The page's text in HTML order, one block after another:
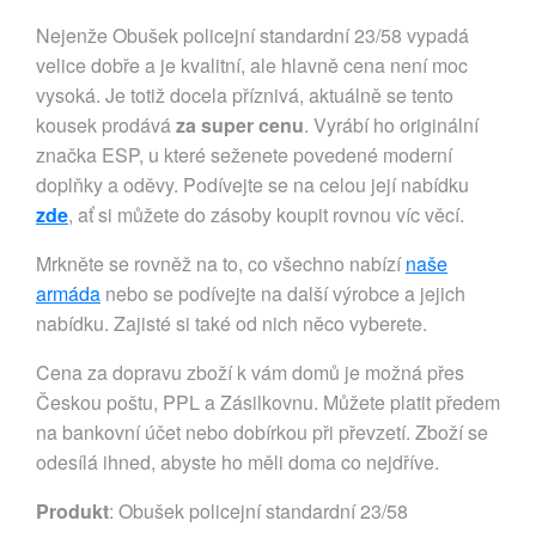
Nejenže Obušek policejní standardní 23/58 vypadá
velice dobře a je kvalitní, ale hlavně cena není moc
vysoká. Je totiž docela příznivá, aktuálně se tento
kousek prodáváza super cenu. Vyrábí ho originální
značka ESP, u které seženete povedené moderní
doplňky a oděvy. Podívejte se na celou její nabídku
zde, ať si můžete do zásoby koupit rovnou víc věcí.
Mrkněte se rovněž na to, co všechno nabízínaše
armáda nebo se podívejte na další výrobce a jejich
nabídku. Zajisté si také od nich něco vyberete.
Cena za dopravu zboží k vám domů je možná přes
Českou poštu, PPL a Zásilkovnu. Můžete platit předem
na bankovní účet nebo dobírkou při převzetí. Zboží se
odesílá ihned, abyste ho měli doma co nejdříve.
Produkt: Obušek policejní standardní 23/58